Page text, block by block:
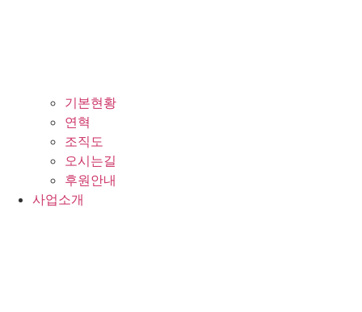
기본현황
연혁
조직도
오시는길
후원안내
사업소개